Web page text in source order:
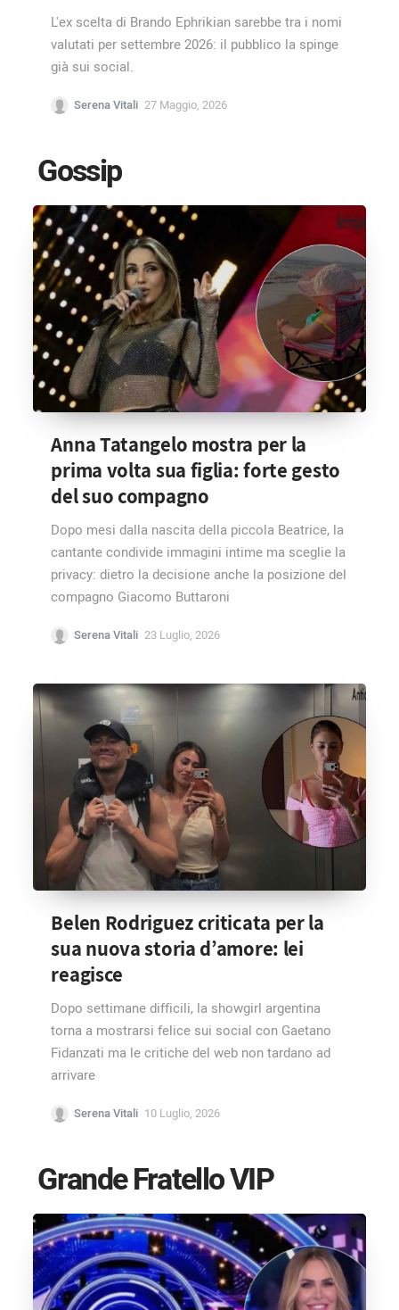
L'ex scelta di Brando Ephrikian sarebbe tra i nomi
valutati per settembre 2026: il pubblico la spinge
già sui social.
Serena Vitali 27 Maggio, 2026
Gossip
Anna Tatangelo mostra per la
prima volta sua figlia: forte gesto
del suo compagno
Dopo mesi dalla nascita della piccola Beatrice, la
cantante condivide immagini intime ma sceglie la
privacy: dietro la decisione anche la posizione del
compagno Giacomo Buttaroni
Serena Vitali 23 Luglio, 2026
Belen Rodriguez criticata per la
sua nuova storia d’amore: lei
reagisce
Dopo settimane difficili, la showgirl argentina
torna a mostrarsi felice sui social con Gaetano
Fidanzati ma le critiche del web non tardano ad
arrivare
Serena Vitali 10 Luglio, 2026
Grande Fratello VIP